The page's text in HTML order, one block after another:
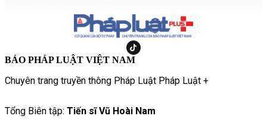
BÁO PHÁP LUẬT VIỆT NAM
Chuyên trang truyền thông Pháp Luật Pháp Luật +
Tổng Biên tập: Tiến sĩ Vũ Hoài Nam